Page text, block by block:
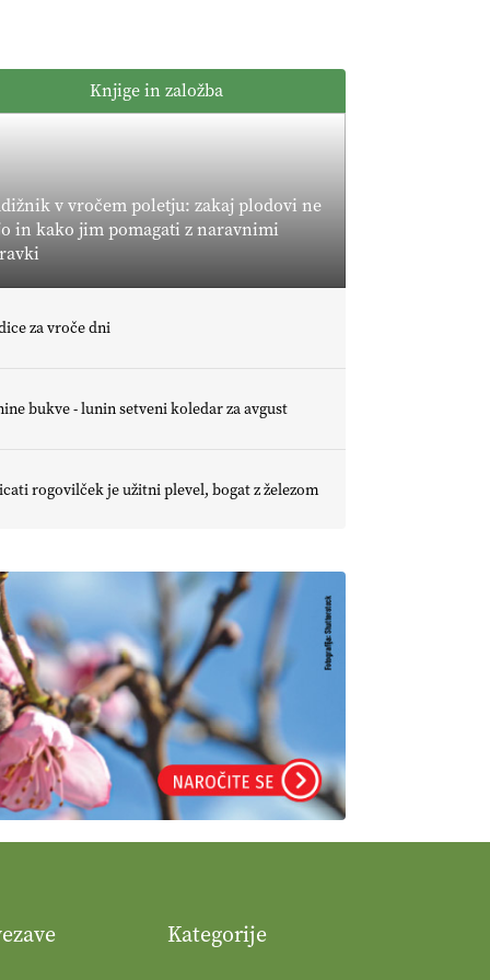
EKIPE
LIGA PRVAKOV:
UKRAJINA vs.
kmetija B'ZGAR
EKOloško =
Okus je
Knjige in založba
v vročem poletju: zakaj plodovi ne
in kako jim pomagati z naravnimi
za vroče dni
bukve - lunin setveni koledar za avgust
rogovilček je užitni plevel, bogat z železom
Kategorije